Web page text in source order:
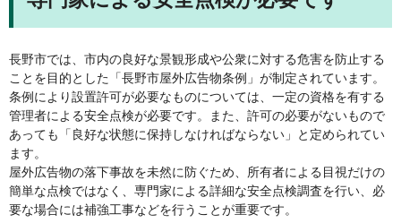
長野市では、市内の良好な景観形成や公衆に対する危害を防止する
ことを目的とした「長野市屋外広告物条例」が制定されています。
条例により設置許可が必要なものについては、一定の資格を有する
管理者による安全点検が必要です。また、許可の必要がないもので
あっても「良好な状態に保持しなければならない」と定められてい
ます。
屋外広告物の落下事故を未然に防ぐため、所有者による目視だけの
簡単な点検ではなく、専門家による詳細な安全点検調査を行い、必
要な場合には補強工事などを行うことが重要です。